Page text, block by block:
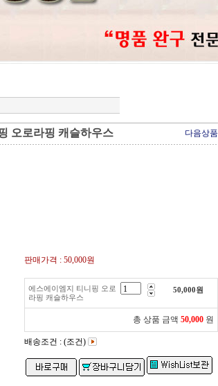
오로라핑 캐슬하우스 다음상품
판매가격 : 50,000원
에스에이엠지 티니핑 오로
라핑 캐슬하우스
50,000원
총 상품 금액 50,000 원
배송조건 : (조건)